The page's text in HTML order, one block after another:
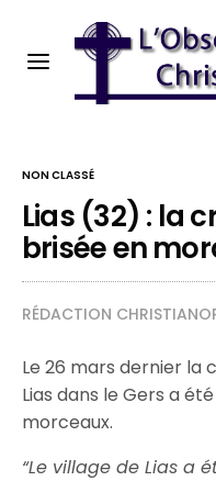
NON CLASSÉ
Lias (32) : la
brisée en
RÉDACTION
Le 26 mars dernier la
Lias dans le Gers a
morceaux.
“Le village de Lias a